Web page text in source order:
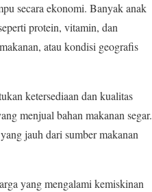
secara ekonomi. Banyak anak
protein, vitamin, dan
atau kondisi geografis
ketersediaan dan kualitas
menjual bahan makanan segar.
jauh dari sumber makanan
yang mengalami kemiskinan